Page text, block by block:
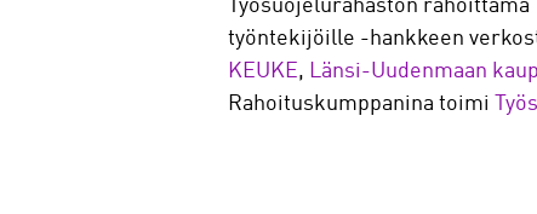
Työsuojelurahaston
työntekijöille -hankkeen
KEUKE, Länsi-Uudenmaan
Rahoituskumppanina toimi